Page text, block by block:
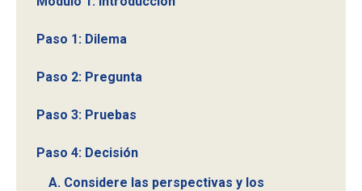
Paso 1: Dilema
Paso 2: Pregunta
Paso 3: Pruebas
Paso 4: Decisión
A. Considere las perspectivas y los